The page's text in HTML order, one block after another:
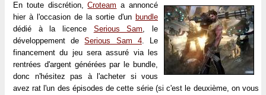
En toute discrétion,Croteam a annoncé
hier à l'occasion de la sortie d'un bundle
dédié à la licence Serious Sam, le
développement deSerious Sam 4. Le
financement du jeu sera assuré via les
rentrées d'argent générées par le bundle,
donc n'hésitez pas à l'acheter si vous
avez rat l'un des épisodes de cette série (si c'est le deuxième, on vous